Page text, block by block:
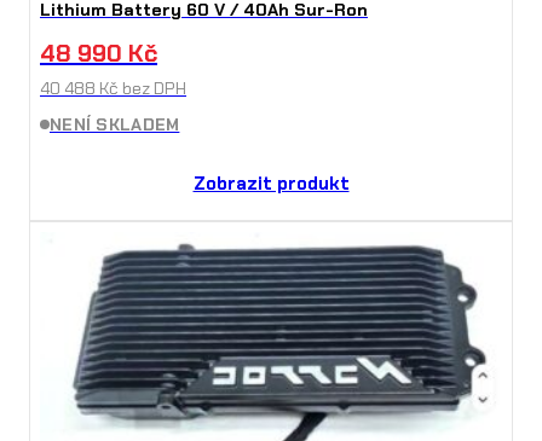
Lithium Battery 60 V / 40Ah Sur-Ron
48 990 Kč
40 488 Kč bez DPH
NENÍ SKLADEM
Zobrazit produkt